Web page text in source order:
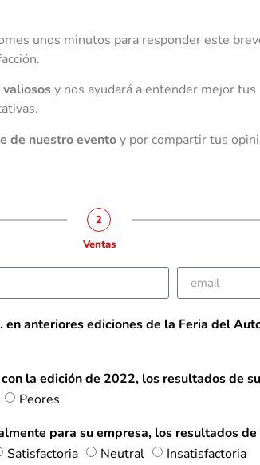
unos minutos para responder este
valiososy nos ayudará a entender mejor tus
de nuestro eventoy por compartir tus
2
Ventas
en anteriores ediciones de la Feria del
la edición de 2022, los resultados de
Peores
para su empresa, los resultados
Satisfactoria Neutral Insatisfactoria